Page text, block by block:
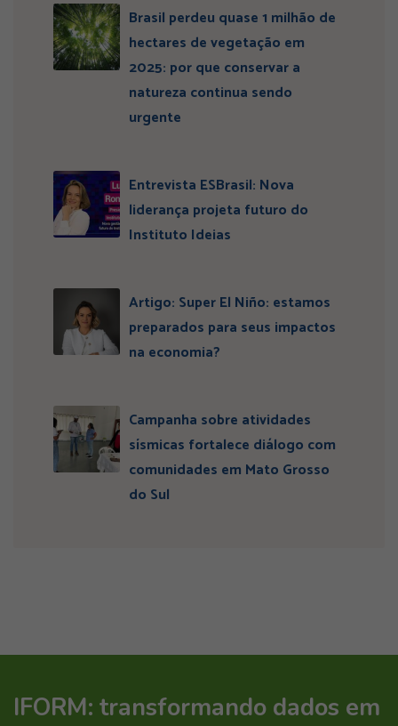
Brasil perdeu quase 1 milhão de
hectares de vegetação em
2025: por que conservar a
natureza continua sendo
urgente
Entrevista ESBrasil: Nova
liderança projeta futuro do
Instituto Ideias
Artigo: Super El Niño: estamos
preparados para seus impactos
na economia?
Campanha sobre atividades
sísmicas fortalece diálogo com
comunidades em Mato Grosso
do Sul
IFORM: transformando dados em